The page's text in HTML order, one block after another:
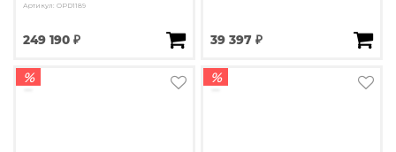
Артикул: OPD1189
249 190 ₽ 39 397 ₽
% %